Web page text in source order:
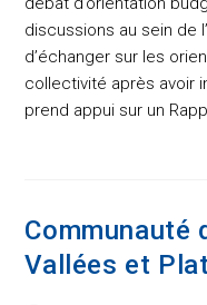
discussions au sein de
d’échanger sur les
collectivité après avoir
prend appui sur un
Communauté
Vallées et